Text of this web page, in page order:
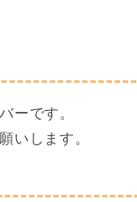
ーです。
いします。